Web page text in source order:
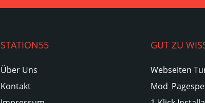
STATION55
Über Uns
Kontakt
GUT ZU
Webseiten